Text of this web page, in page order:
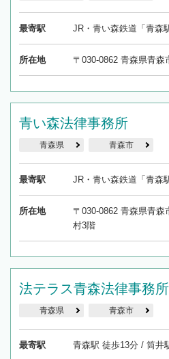
最寄駅 JR・青い森鉄道「青森
所在地 〒030-0862 青森県青森
青い森法律事務所
青森県 青森市
最寄駅 JR・青い森鉄道「青森
所在地
〒030-0862 青森県青森
村3階
法テラス青森法律事務所
青森県 青森市
最寄駅 青森駅 徒歩13分 / 筒井